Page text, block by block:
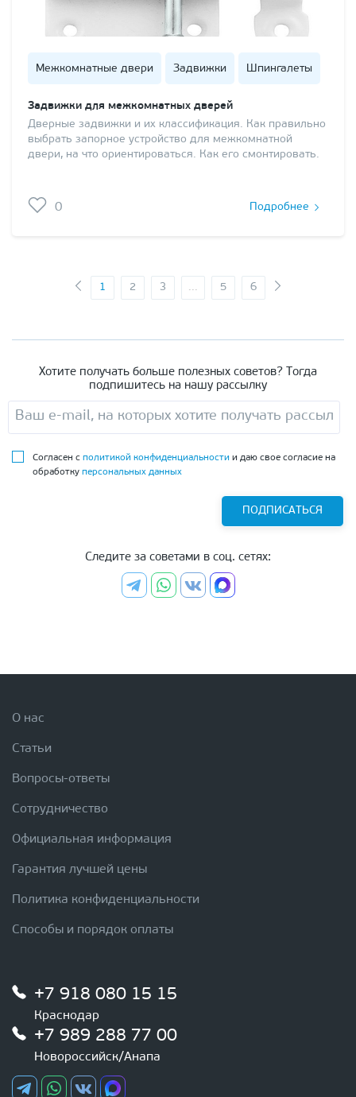
Межкомнатные двери Задвижки Шпингалеты
Задвижки для межкомнатных дверей
Дверные задвижки и их классификация. Как правильно
выбрать запорное устройство для межкомнатной
двери, на что ориентироваться. Как его смонтировать.
0 Подробнее
1 2 3 ... 5 6
Хотите получать больше полезных советов? Тогда
подпишитесь на нашу рассылку
Согласен с политикой конфиденциальности и даю свое согласие на
обработку персональных данных
ПОДПИСАТЬСЯ
Следите за советами в соц. сетях:
О нас
Статьи
Вопросы-ответы
Сотрудничество
Официальная информация
Гарантия лучшей цены
Политика конфиденциальности
Способы и порядок оплаты
+7 918 080 15 15
Краснодар
+7 989 288 77 00
Новороссийск/Анапа